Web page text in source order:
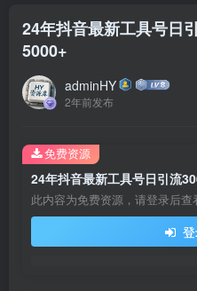
24年抖音最新工具号日
5000+
adminHY
2年前发布
24年抖音最新工具号日引流
此内容为免费资源，请登录后查
免费资源